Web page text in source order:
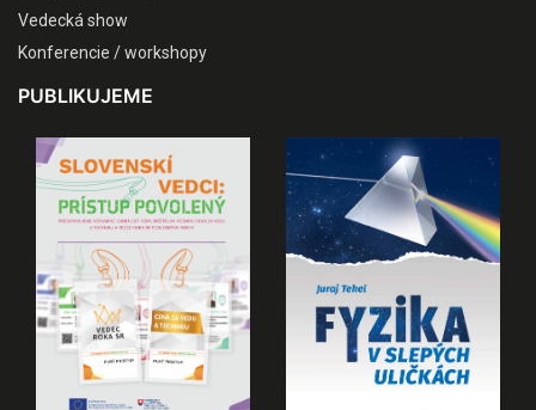
Vedecká show
Konferencie / workshopy
PUBLIKUJEME